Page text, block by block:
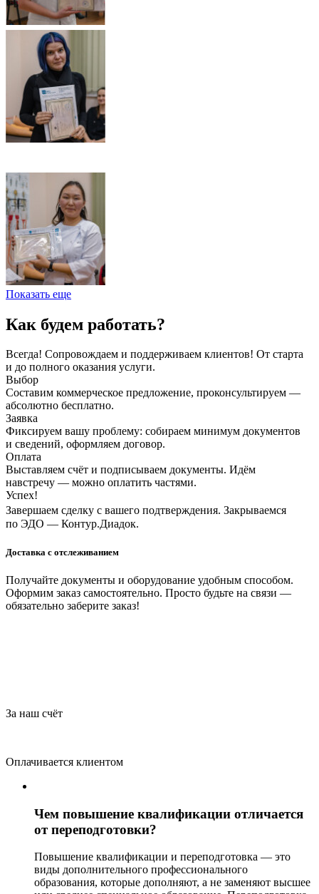
Показать еще
Как будем работать?
Всегда! Сопровождаем и поддерживаем клиентов! От старта
и до полного оказания услуги.
Выбор
Составим коммерческое предложение, проконсультируем —
абсолютно бесплатно.
Заявка
Фиксируем вашу проблему: собираем минимум документов
и сведений, оформляем договор.
Оплата
Выставляем счёт и подписываем документы. Идём
навстречу — можно оплатить частями.
Успех!
Завершаем сделку с вашего подтверждения. Закрываемся
по ЭДО — Контур.Диадок.
Доставка с отслеживанием
Получайте документы и оборудование удобным способом.
Оформим заказ самостоятельно. Просто будьте на связи —
обязательно заберите заказ!
За наш счёт
Оплачивается клиентом
Чем повышение квалификации отличается
от переподготовки?
Повышение квалификации и переподготовка — это
виды дополнительного профессионального
образования, которые дополняют, а не заменяют высшее